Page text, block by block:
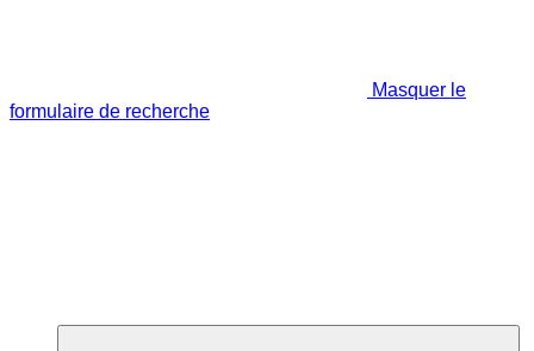
Masquer le
formulaire de recherche